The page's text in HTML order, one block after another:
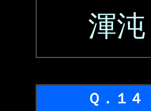
渾沌
Ｑ．１４